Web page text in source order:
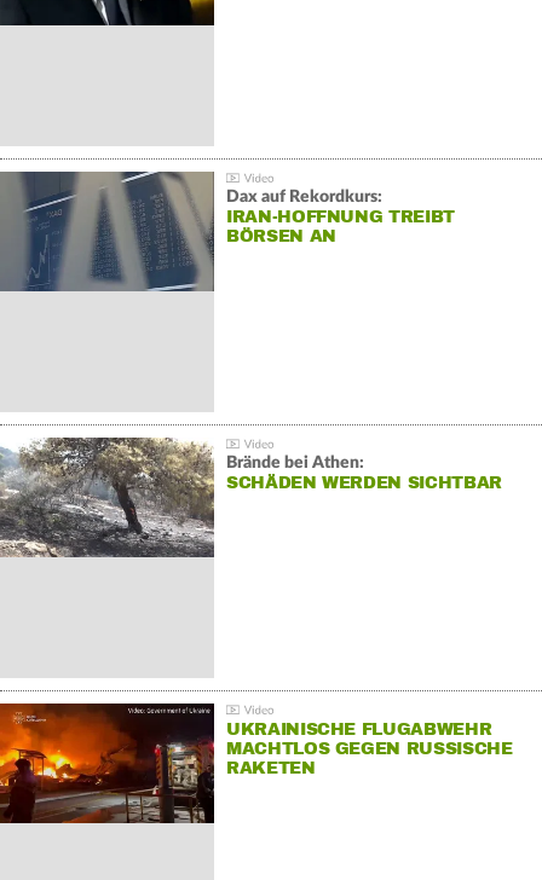
Dax auf Rekordkurs:
IRAN-HOFFNUNG TREIBT
BÖRSEN AN
Brände bei Athen:
SCHÄDEN WERDEN SICHTBAR
UKRAINISCHE FLUGABWEHR
MACHTLOS GEGEN RUSSISCHE
RAKETEN